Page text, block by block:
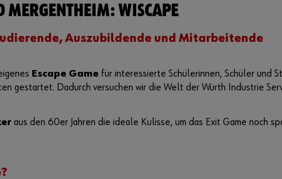
MERGENTHEIM: WISCAPE
Auszubildende und Mitarbeitende
Escape Game für interessierte Schülerinnen, Schüler und
gestartet. Dadurch versuchen wir die Welt der Würth Industrie
aus den 60er Jahren die ideale Kulisse, um das Exit Game noch